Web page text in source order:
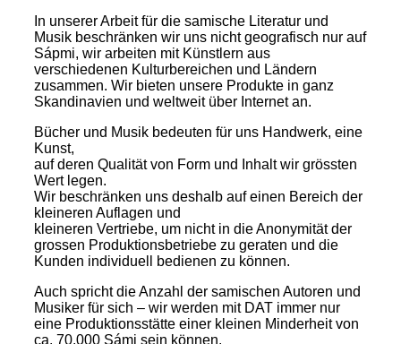
In unserer Arbeit für die samische Literatur und
Musik beschränken wir uns nicht geografisch nur auf
Sápmi, wir arbeiten mit Künstlern aus
verschiedenen Kulturbereichen und Ländern
zusammen. Wir bieten unsere Produkte in ganz
Skandinavien und weltweit über Internet an.
Bücher und Musik bedeuten für uns Handwerk, eine
Kunst,
auf deren Qualität von Form und Inhalt wir grössten
Wert legen.
Wir beschränken uns deshalb auf einen Bereich der
kleineren Auflagen und
kleineren Vertriebe, um nicht in die Anonymität der
grossen Produktionsbetriebe zu geraten und die
Kunden individuell bedienen zu können.
Auch spricht die Anzahl der samischen Autoren und
Musiker für sich – wir werden mit DAT immer nur
eine Produktionsstätte einer kleinen Minderheit von
ca. 70.000 Sámi sein können.